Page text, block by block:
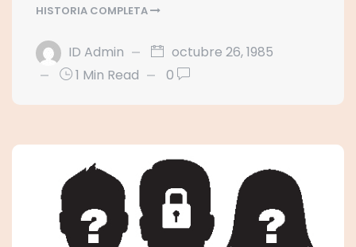
HISTORIA COMPLETA
ID Admin
octubre 26, 1985
1 Min Read
0